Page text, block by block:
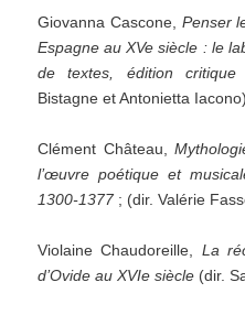
Giovanna Cascone, Penser
Espagne au XVe siècle : le
de textes, édition critique
Bistagne et Antonietta
Clément Château,
l’œuvre poétique et
1300-1377; (dir. Valérie
Violaine Chaudoreille, La
d’Ovide au XVIe siècle (dir.